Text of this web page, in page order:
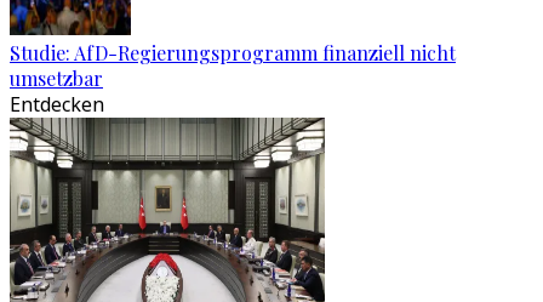
Studie: AfD-Regierungsprogramm finanziell nicht
umsetzbar
Entdecken